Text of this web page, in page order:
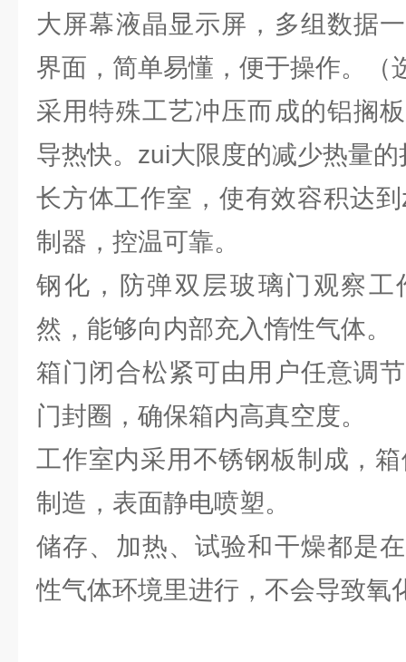
大屏幕液晶显示屏，多组数据
界面，简单易懂，便于操作。（
采用特殊工艺冲压而成的铝搁
导热快。zui大限度的减少热量的
长方体工作室，使有效容积达
制器，控温可靠。
钢化，防弹双层玻璃门观察工
然，能够向内部充入惰性气体。
箱门闭合松紧可由用户任意调
门封圈，确保箱内高真空度。
工作室内采用不锈钢板制成，
制造，表面静电喷塑。
储存、加热、试验和干燥都是
性气体环境里进行，不会导致氧